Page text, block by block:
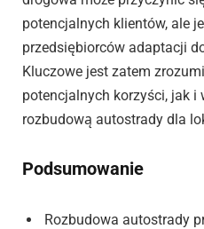
potencjalnych klientów, ale
przedsiębiorców adaptacji
Kluczowe jest zatem
potencjalnych korzyści, jak
rozbudową autostrady dla
Podsumowanie
Rozbudowa autostrady